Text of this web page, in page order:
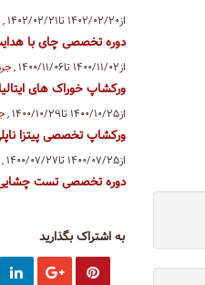
از۱۴۰۲/۰۲/۲۰ تا۱۴۰۲/۰۲/۲۱ ,
دوره تخصصی چای با
از۱۴۰۰/۱۱/۰۲ تا۱۴۰۰/۱۱/۰۶ ,
ورکشاپ خوراک های
از۱۴۰۰/۱۰/۲۵ تا۱۴۰۰/۱۰/۲۹ ,
ورکشاپ تخصصی پیتزا
از۱۴۰۰/۰۷/۲۵ تا۱۴۰۰/۰۷/۲۷ ,
دوره تخصصی تست
به اشتراک بگذارید